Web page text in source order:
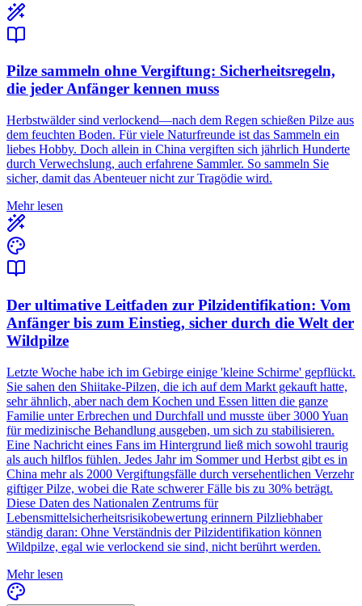
Pilze sammeln ohne Vergiftung: Sicherheitsregeln,
die jeder Anfänger kennen muss
Herbstwälder sind verlockend—nach dem Regen schießen Pilze aus
dem feuchten Boden. Für viele Naturfreunde ist das Sammeln ein
liebes Hobby. Doch allein in China vergiften sich jährlich Hunderte
durch Verwechslung, auch erfahrene Sammler. So sammeln Sie
sicher, damit das Abenteuer nicht zur Tragödie wird.
Mehr lesen
Der ultimative Leitfaden zur Pilzidentifikation: Vom
Anfänger bis zum Einstieg, sicher durch die Welt der
Wildpilze
Letzte Woche habe ich im Gebirge einige 'kleine Schirme' gepflückt.
Sie sahen den Shiitake-Pilzen, die ich auf dem Markt gekauft hatte,
sehr ähnlich, aber nach dem Kochen und Essen litten die ganze
Familie unter Erbrechen und Durchfall und musste über 3000 Yuan
für medizinische Behandlung ausgeben, um sich zu stabilisieren.
Eine Nachricht eines Fans im Hintergrund ließ mich sowohl traurig
als auch hilflos fühlen. Jedes Jahr im Sommer und Herbst gibt es in
China mehr als 2000 Vergiftungsfälle durch versehentlichen Verzehr
giftiger Pilze, wobei die Rate schwerer Fälle bis zu 30% beträgt.
Diese Daten des Nationalen Zentrums für
Lebensmittelsicherheitsrisikobewertung erinnern Pilzliebhaber
ständig daran: Ohne Verständnis der Pilzidentifikation können
Wildpilze, egal wie verlockend sie sind, nicht berührt werden.
Mehr lesen